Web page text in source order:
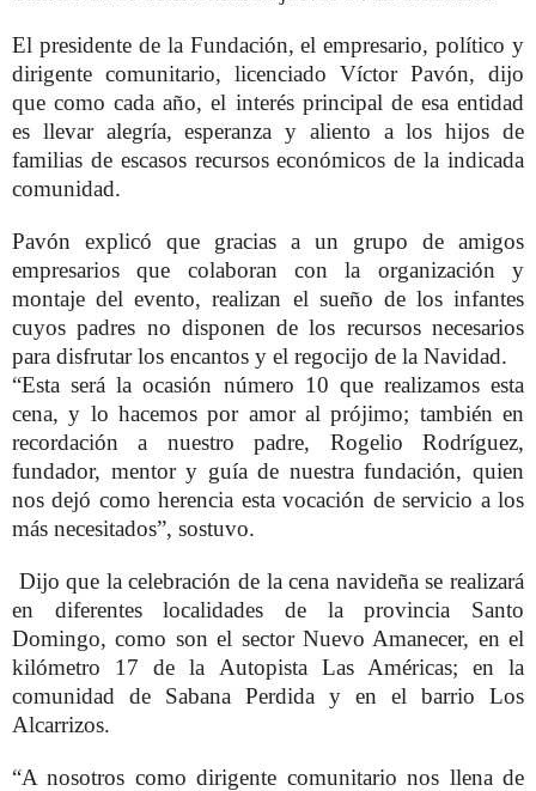
El presidente de la Fundación, el empresario, político y
dirigente comunitario, licenciado Víctor Pavón, dijo
que como cada año, el interés principal de esa entidad
es llevar alegría, esperanza y aliento a los hijos de
familias de escasos recursos económicos de la indicada
comunidad.
Pavón explicó que gracias a un grupo de amigos
empresarios que colaboran con la organización y
montaje del evento, realizan el sueño de los infantes
cuyos padres no disponen de los recursos necesarios
para disfrutar los encantos y el regocijo de la Navidad.
“Esta será la ocasión número 10 que realizamos esta
cena, y lo hacemos por amor al prójimo; también en
recordación a nuestro padre, Rogelio Rodríguez,
fundador, mentor y guía de nuestra fundación, quien
nos dejó como herencia esta vocación de servicio a los
más necesitados”, sostuvo.
Dijo que la celebración de la cena navideña se realizará
en diferentes localidades de la provincia Santo
Domingo, como son el sector Nuevo Amanecer, en el
kilómetro 17 de la Autopista Las Américas; en la
comunidad de Sabana Perdida y en el barrio Los
Alcarrizos.
“A nosotros como dirigente comunitario nos llena de